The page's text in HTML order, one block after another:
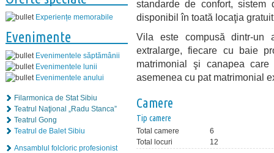
Experiențe memorabile
Evenimente
Evenimentele săptămânii
Evenimentele lunii
Evenimentele anului
Filarmonica de Stat Sibiu
Teatrul Naţional „Radu Stanca”
Teatrul Gong
Teatrul de Balet Sibiu
Ansamblul folcloric profesionist
standarde de confort, sistem
disponibil în toată locaţia
Vila este compusă dintr-un
extralarge, fiecare cu baie
matrimonial şi canapea
asemenea cu pat matrimonial
Camere
Tip camere
Total camere
6
Total locuri
12